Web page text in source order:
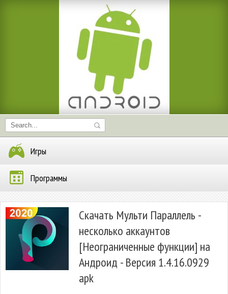
Игры
Программы
Скачать Мульти Параллель -
несколько аккаунтов
[Неограниченные функции] на
Андроид - Версия 1.4.16.0929
apk